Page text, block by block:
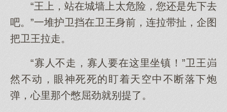
“王上，站在城墙上太危险，您还是先下去
吧。”一堆护卫挡在卫王身前，连拉带扯，企图
把卫王拉走。
“寡人不走，寡人要在这里坐镇！”卫王岿
然不动，眼神死死的盯着天空中不断落下炮
弹，心里那个憋屈劲就别提了。